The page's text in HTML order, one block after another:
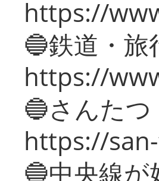
https://
🔵鉄道・
https://
🔵さんた
https://
🔵中央線